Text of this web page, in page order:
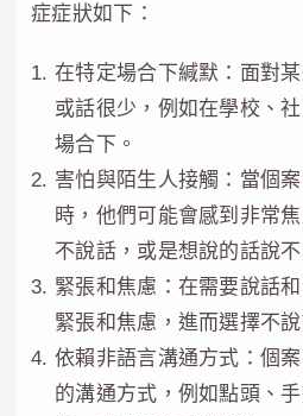
症症狀如下：
在特定場合下緘默：面對
或話很少，例如在學校、
場合下。
害怕與陌生人接觸：當個
時，他們可能會感到非常
不說話，或是想說的話說不
緊張和焦慮：在需要說話
緊張和焦慮，進而選擇不
依賴非語言溝通方式：個
的溝通方式，例如點頭、